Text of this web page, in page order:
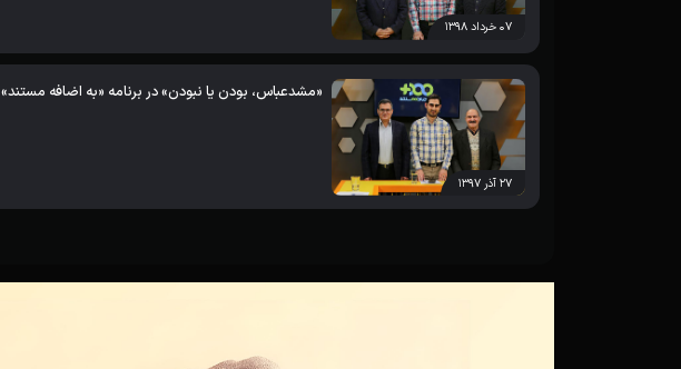
۰۷ خرداد ۱۳۹۸
۲۷ آذر ۱۳۹۷
«مشدعباس، بودن یا نبودن» در برنامه «به اضافه مستند»